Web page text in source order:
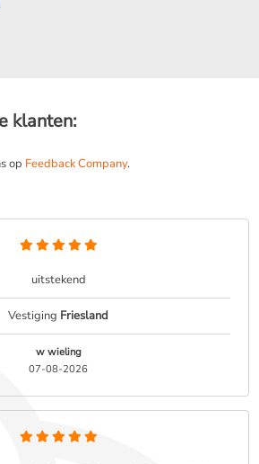
klanten:
op Feedback Company.
uitstekend
Vestiging Friesland
w wieling
07-08-2026